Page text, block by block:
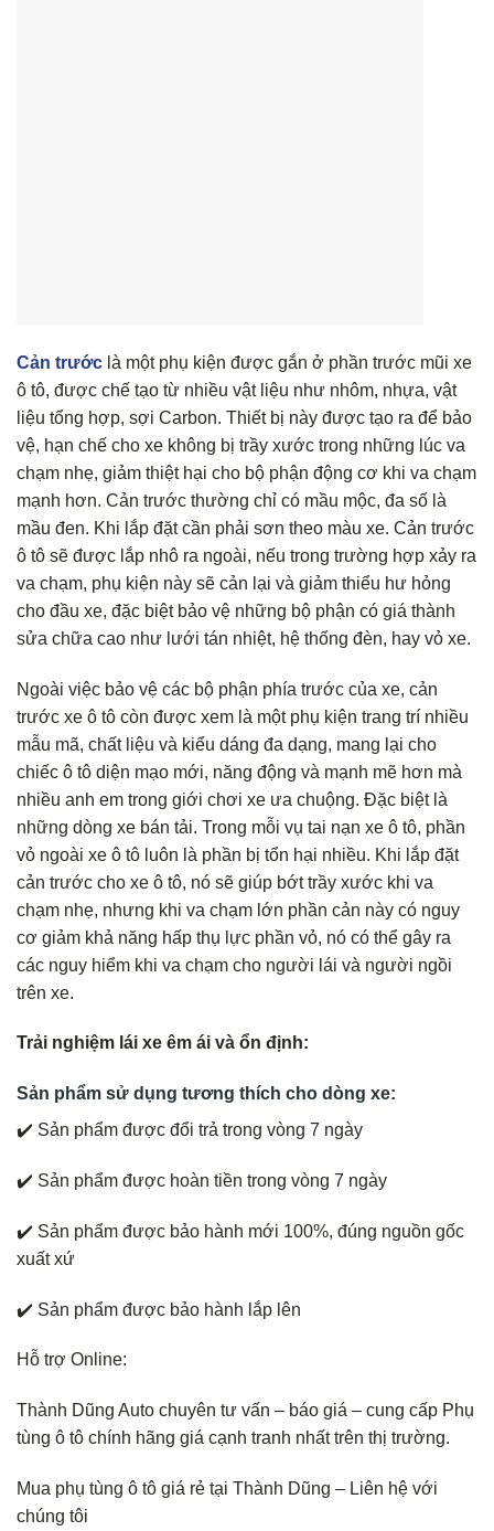
Cản trước là một phụ kiện được gắn ở phần trước mũi xe
ô tô, được chế tạo từ nhiều vật liệu như nhôm, nhựa, vật
liệu tổng hợp, sợi Carbon. Thiết bị này được tạo ra để bảo
vệ, hạn chế cho xe không bị trầy xước trong những lúc va
chạm nhẹ, giảm thiệt hại cho bộ phận động cơ khi va chạm
mạnh hơn. Cản trước thường chỉ có mầu mộc, đa số là
mầu đen. Khi lắp đặt cần phải sơn theo màu xe. Cản trước
ô tô sẽ được lắp nhô ra ngoài, nếu trong trường hợp xảy ra
va chạm, phụ kiện này sẽ cản lại và giảm thiểu hư hỏng
cho đầu xe, đặc biệt bảo vệ những bộ phận có giá thành
sửa chữa cao như lưới tán nhiệt, hệ thống đèn, hay vỏ xe.
Ngoài việc bảo vệ các bộ phận phía trước của xe, cản
trước xe ô tô còn được xem là một phụ kiện trang trí nhiều
mẫu mã, chất liệu và kiểu dáng đa dạng, mang lại cho
chiếc ô tô diện mạo mới, năng động và mạnh mẽ hơn mà
nhiều anh em trong giới chơi xe ưa chuộng. Đặc biệt là
những dòng xe bán tải. Trong mỗi vụ tai nạn xe ô tô, phần
vỏ ngoài xe ô tô luôn là phần bị tổn hại nhiều. Khi lắp đặt
cản trước cho xe ô tô, nó sẽ giúp bớt trầy xước khi va
chạm nhẹ, nhưng khi va chạm lớn phần cản này có nguy
cơ giảm khả năng hấp thụ lực phần vỏ, nó có thể gây ra
các nguy hiểm khi va chạm cho người lái và người ngồi
trên xe.
Trải nghiệm lái xe êm ái và ổn định:
Sản phẩm sử dụng tương thích cho dòng xe:
✔️ Sản phẩm được đổi trả trong vòng 7 ngày
✔️ Sản phẩm được hoàn tiền trong vòng 7 ngày
✔️ Sản phẩm được bảo hành mới 100%, đúng nguồn gốc
xuất xứ
✔️ Sản phẩm được bảo hành lắp lên
Hỗ trợ Online:
Thành Dũng Auto chuyên tư vấn – báo giá – cung cấp Phụ
tùng ô tô chính hãng giá cạnh tranh nhất trên thị trường.
Mua phụ tùng ô tô giá rẻ tại Thành Dũng – Liên hệ với
chúng tôi